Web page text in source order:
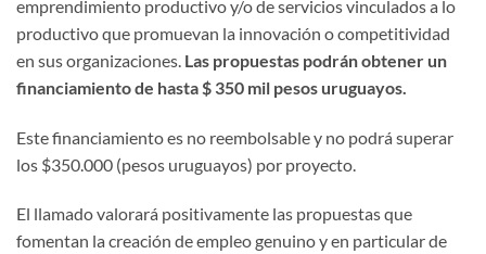
emprendimiento productivo y/o de servicios vinculados a lo
productivo que promuevan la innovación o competitividad
en sus organizaciones. Las propuestas podrán obtener un
financiamiento de hasta $ 350 mil pesos uruguayos.
Este financiamiento es no reembolsable y no podrá superar
los $350.000 (pesos uruguayos) por proyecto.
El llamado valorará positivamente las propuestas que
fomentan la creación de empleo genuino y en particular de